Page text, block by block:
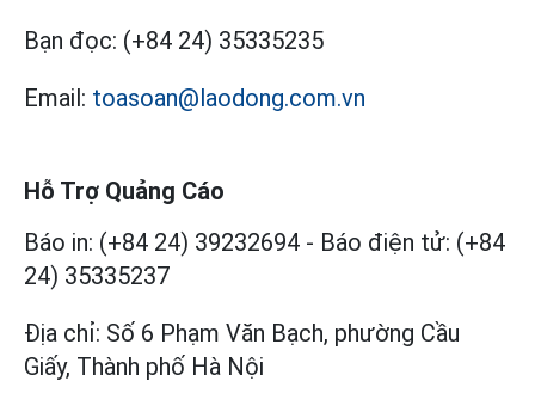
Bạn đọc: (+84 24) 35335235
Email: toasoan@laodong.com.vn
Hỗ Trợ Quảng Cáo
Báo in: (+84 24) 39232694 - Báo điện tử: (+84
24) 35335237
Địa chỉ: Số 6 Phạm Văn Bạch, phường Cầu
Giấy, Thành phố Hà Nội